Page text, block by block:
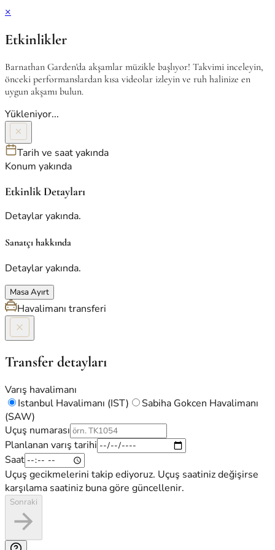
×
Etkinlikler
Barnathan Garden'da akşamlar müzikle başlıyor! Takvimi inceleyin,
önceki performanslardan kısa videolar izleyin ve ruh halinize en
uygun akşamı bulun.
Yükleniyor...
Tarih ve saat yakında
Konum yakında
Etkinlik Detayları
Detaylar yakında.
Sanatçı hakkında
Detaylar yakında.
Masa Ayırt
Havalimanı transferi
Transfer detayları
Varış havalimanı
Istanbul Havalimanı (IST)
Sabiha Gokcen Havalimanı
(SAW)
Uçuş numarası
Planlanan varış tarihi
Saat
Uçuş gecikmelerini takip ediyoruz. Uçuş saatiniz değişirse
karşılama saatiniz buna göre güncellenir.
Sonraki